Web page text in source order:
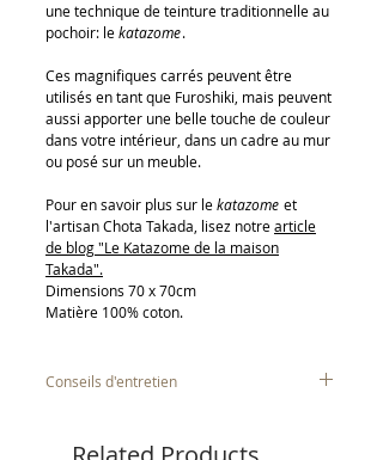
une technique de teinture traditionnelle au
pochoir: lekatazome.
Ces magnifiques carrés peuvent être
utilisés en tant que Furoshiki, mais peuvent
aussi apporter une belle touche de couleur
dans votre intérieur, dans un cadre au mur
ou posé sur un meuble.
Pour en savoir plus sur lekatazome et
l'artisan Chota Takada, lisez notrearticle
de blog "Le Katazome de la maison
Takada".
Dimensions 70 x 70cm
Matière 100% coton.
Conseils d'entretien
furoshiki à la main, surtout les premiers